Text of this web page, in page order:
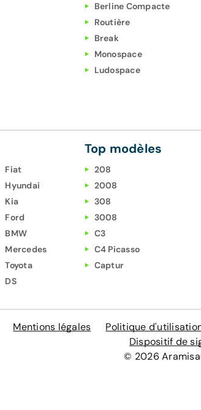
Berline Compacte
Routière
Break
Monospace
Ludospace
Fiat
Hyundai
Kia
Ford
BMW
Mercedes
Toyota
DS
Top modèles
208
2008
308
3008
C3
C4 Picasso
Captur
Mentions légales Politique
Dispositif de
© 2026